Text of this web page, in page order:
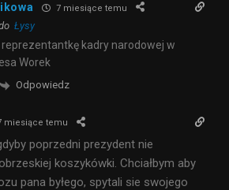
7 miesiące temu
Łysy
kadry narodowej w
Worek
Odpowiedz
miesiące temu
poprzedni prezydent nie
koszykówki. Chciałbym aby
pana byłego, spytali sie swojego